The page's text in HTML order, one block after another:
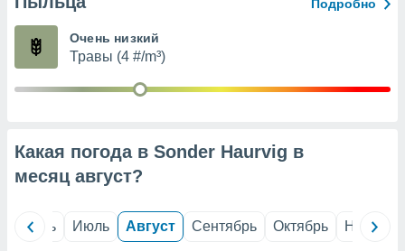
из
Подробно
Очень низкий
Травы (4 #/m³)
Какая погода в Sonder Haurvig в
месяц август?
Июнь Июль Август Сентябрь Октябрь Ноябрь